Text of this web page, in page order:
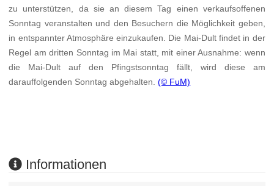
zu unterstützen, da sie an diesem Tag einen verkaufsoffenen
Sonntag veranstalten und den Besuchern die Möglichkeit geben,
in entspannter Atmosphäre einzukaufen. Die Mai-Dult findet in der
Regel am dritten Sonntag im Mai statt, mit einer Ausnahme: wenn
die Mai-Dult auf den Pfingstsonntag fällt, wird diese am
darauffolgenden Sonntag abgehalten.(© FuM)
Informationen